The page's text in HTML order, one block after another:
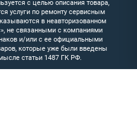
с целью описания товара,
услуги по ремонту сервисным
в неавторизованном
не связанными с компаниями
и/или с ее официальными
которые уже были введены
статьи 1487 ГК РФ.